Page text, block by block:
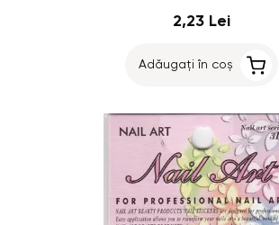
2,23 Lei
Adăugați în coș